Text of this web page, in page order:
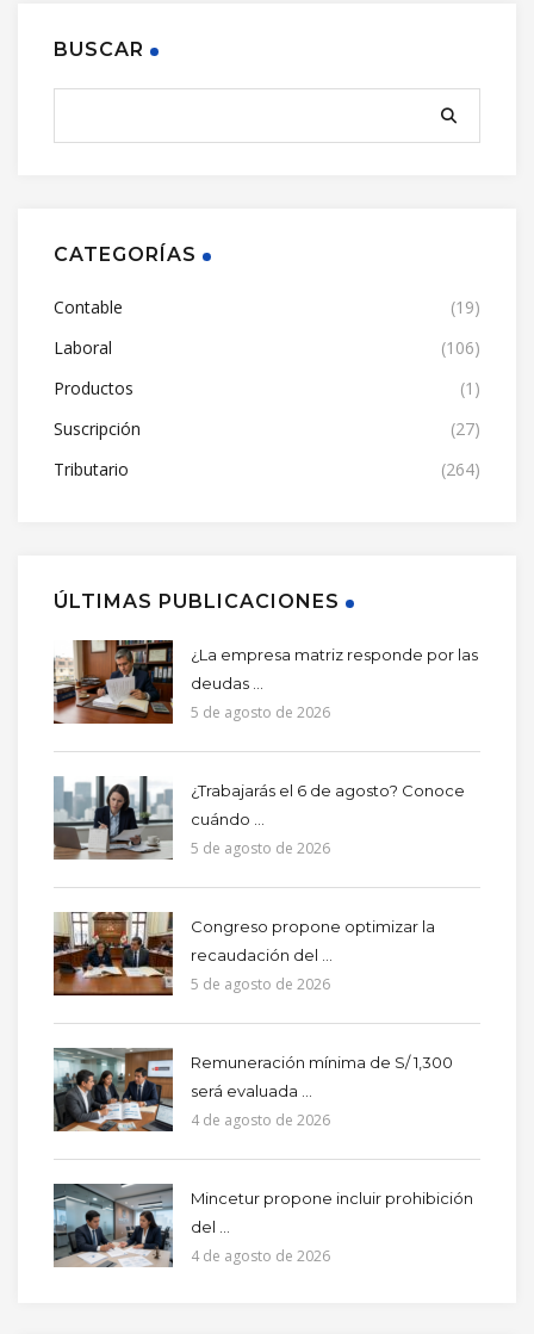
BUSCAR
CATEGORÍAS
Contable
(19)
Laboral
(106)
Productos
(1)
Suscripción
(27)
Tributario
(264)
ÚLTIMAS PUBLICACIONES
¿La empresa matriz responde por las
deudas ...
5 de agosto de 2026
¿Trabajarás el 6 de agosto? Conoce
cuándo ...
5 de agosto de 2026
Congreso propone optimizar la
recaudación del ...
5 de agosto de 2026
Remuneración mínima de S/ 1,300
será evaluada ...
4 de agosto de 2026
Mincetur propone incluir prohibición
del ...
4 de agosto de 2026